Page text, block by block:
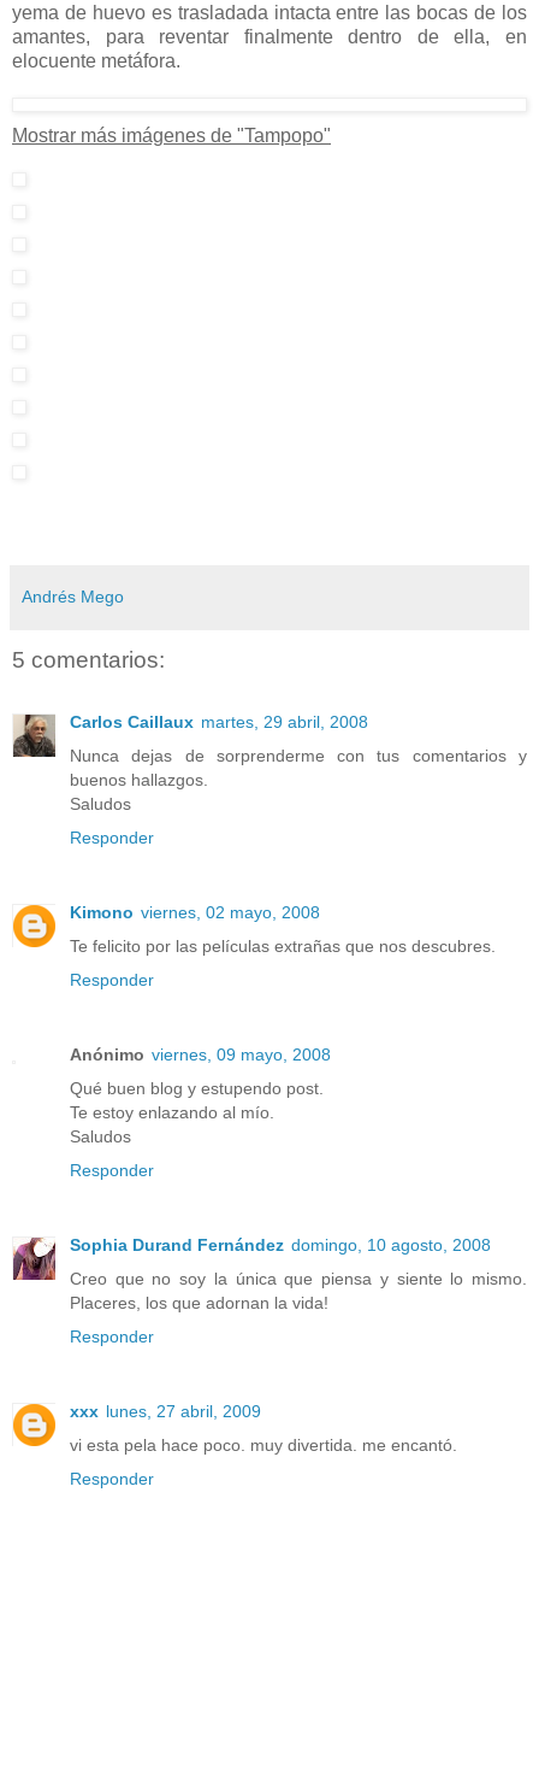
yema de huevo es trasladada intacta entre las bocas de los
amantes, para reventar finalmente dentro de ella, en
elocuente metáfora.
Mostrar más imágenes de "Tampopo"
Andrés Mego
5 comentarios:
Carlos Caillaux martes, 29 abril, 2008
Nunca dejas de sorprenderme con tus comentarios y
buenos hallazgos.
Saludos
Responder
Kimono viernes, 02 mayo, 2008
Te felicito por las películas extrañas que nos descubres.
Responder
Anónimo viernes, 09 mayo, 2008
Qué buen blog y estupendo post.
Te estoy enlazando al mío.
Saludos
Responder
Sophia Durand Fernández domingo, 10 agosto, 2008
Creo que no soy la única que piensa y siente lo mismo.
Placeres, los que adornan la vida!
Responder
xxx lunes, 27 abril, 2009
vi esta pela hace poco. muy divertida. me encantó.
Responder